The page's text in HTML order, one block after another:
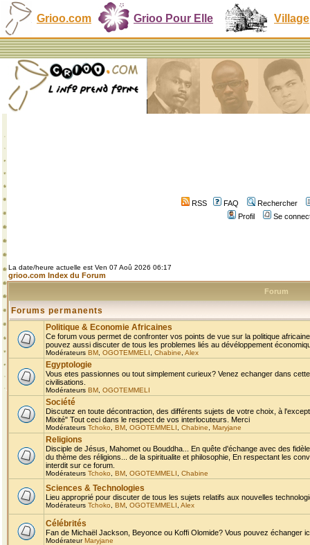
Grioo.com Grioo Pour Elle Village
RSS FAQ
Rechercher
Profil
Se
La date/heure actuelle est Ven 07 Aoû 2026 06:17
grioo.com Index du Forum
Forum
Forums permanents
Politique & Economie Africaines
Ce forum vous permet de confronter vos points de vue sur la politique
pouvez aussi discuter de tous les problemes liés au dévéloppement
Modérateurs BM OGOTEMMELI Chabine Alex
Egyptologie
Vous etes passionnes ou tout simplement curieux? Venez echanger dans
civilisations.
Modérateurs BM OGOTEMMELI
Société
Discutez en toute décontraction, des différents sujets de votre choix, à
Mixité" Tout ceci dans le respect de vos interlocuteurs. Merci
Modérateurs Tchoko BM OGOTEMMELI Chabine Maryjane
Religions
Disciple de Jésus, Mahomet ou Bouddha... En quête d'échange avec des
du thème des réligions... de la spiritualite et philosophie, En respectant les
interdit sur ce forum.
Modérateurs Tchoko BM OGOTEMMELI Chabine
Sciences & Technologies
Lieu approprié pour discuter de tous les sujets relatifs aux nouvelles
Modérateurs Tchoko BM OGOTEMMELI Alex
Célébrités
Fan de Michaël Jackson, Beyonce ou Koffi Olomide? Vous pouvez échanger
ModérateurMaryjane